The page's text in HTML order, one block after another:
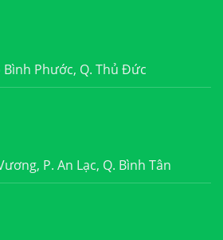
Bình Phước, Q. Thủ Đức
P. An Lạc, Q. Bình Tân